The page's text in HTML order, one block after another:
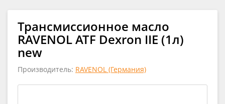
Трансмиссионное масло
RAVENOL ATF Dexron IIE (1л)
new
Производитель: RAVENOL (Германия)